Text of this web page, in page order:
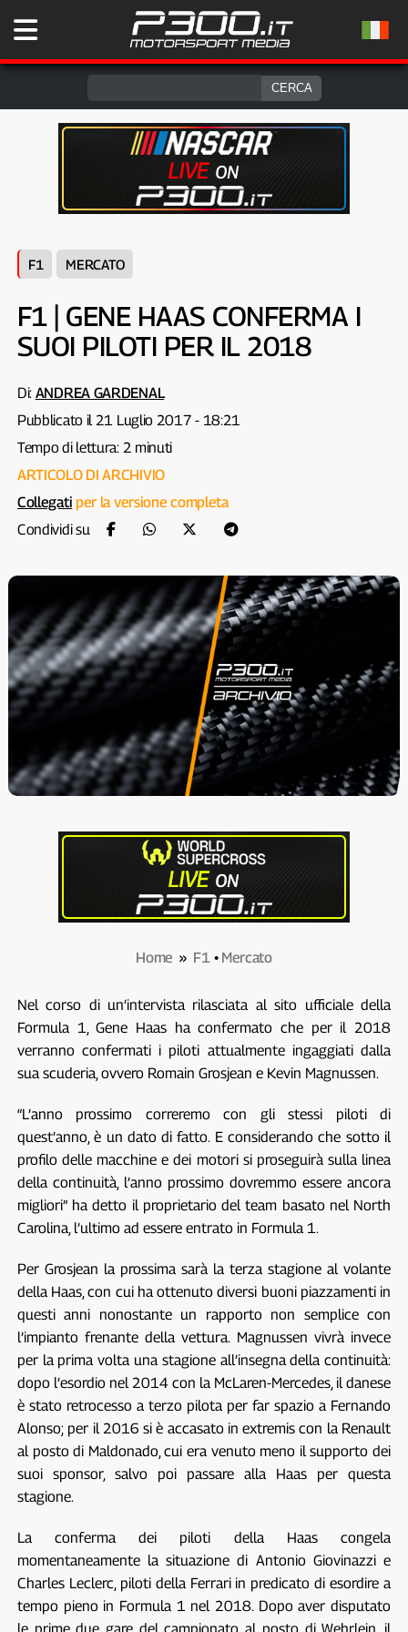
F1 MERCATO
F1 | GENE HAAS CONFERMA I
SUOI PILOTI PER IL 2018
Di: ANDREA GARDENAL
Pubblicato il 21 Luglio 2017 - 18:21
Tempo di lettura: 2 minuti
ARTICOLO DI ARCHIVIO
Collegati per la versione completa
Condividi su
Home » F1• Mercato
Nel corso di un’intervista rilasciata al sito ufficiale della
Formula 1, Gene Haas ha confermato che per il 2018
verranno confermati i piloti attualmente ingaggiati dalla
sua scuderia, ovvero Romain Grosjean e Kevin Magnussen.
“L’anno prossimo correremo con gli stessi piloti di
quest’anno, è un dato di fatto. E considerando che sotto il
profilo delle macchine e dei motori si proseguirà sulla linea
della continuità, l’anno prossimo dovremmo essere ancora
migliori” ha detto il proprietario del team basato nel North
Carolina, l’ultimo ad essere entrato in Formula 1.
Per Grosjean la prossima sarà la terza stagione al volante
della Haas, con cui ha ottenuto diversi buoni piazzamenti in
questi anni nonostante un rapporto non semplice con
l’impianto frenante della vettura. Magnussen vivrà invece
per la prima volta una stagione all’insegna della continuità:
dopo l’esordio nel 2014 con la McLaren-Mercedes, il danese
è stato retrocesso a terzo pilota per far spazio a Fernando
Alonso; per il 2016 si è accasato in extremis con la Renault
al posto di Maldonado, cui era venuto meno il supporto dei
suoi sponsor, salvo poi passare alla Haas per questa
stagione.
La conferma dei piloti della Haas congela
momentaneamente la situazione di Antonio Giovinazzi e
Charles Leclerc, piloti della Ferrari in predicato di esordire a
tempo pieno in Formula 1 nel 2018. Dopo aver disputato